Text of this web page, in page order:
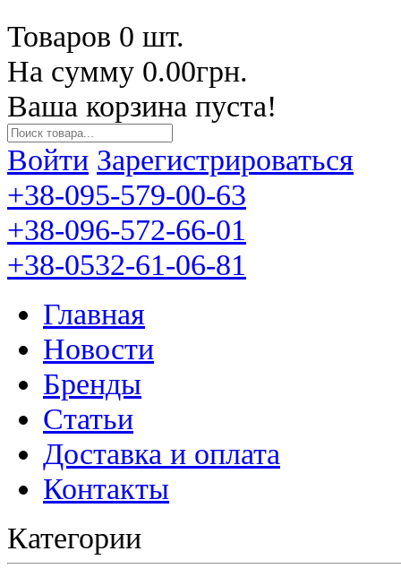
Товаров 0 шт.
На сумму 0.00грн.
Ваша корзина пуста!
Войти Зарегистрироваться
+38-095-579-00-63
+38-096-572-66-01
+38-0532-61-06-81
Главная
Новости
Бренды
Статьи
Доставка и оплата
Контакты
Категории